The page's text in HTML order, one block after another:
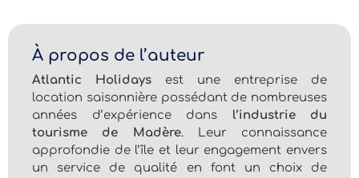
À propos de l’auteur
Atlantic Holidays est une entreprise de
location saisonnière possédant de nombreuses
années d’expérience dans l’industrie du
tourisme de Madère. Leur connaissance
approfondie de l’île et leur engagement envers
un service de qualité en font un choix de